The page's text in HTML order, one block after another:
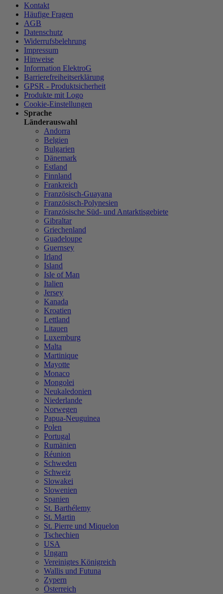
Kontakt
Häufige Fragen
AGB
Datenschutz
Widerrufsbelehrung
Impressum
Hinweise
Information ElektroG
Barrierefreiheitserklärung
GPSR - Produktsicherheit
Produkte mit Logo
Cookie-Einstellungen
Sprache
Länderauswahl
Andorra
Belgien
Bulgarien
Dänemark
Estland
Finnland
Frankreich
Französisch-Guayana
Französisch-Polynesien
Französische Süd- und Antarktisgebiete
Gibraltar
Griechenland
Guadeloupe
Guernsey
Irland
Island
Isle of Man
Italien
Jersey
Kanada
Kroatien
Lettland
Litauen
Luxemburg
Malta
Martinique
Mayotte
Monaco
Mongolei
Neukaledonien
Niederlande
Norwegen
Papua-Neuguinea
Polen
Portugal
Rumänien
Réunion
Schweden
Schweiz
Slowakei
Slowenien
Spanien
St. Barthélemy
St. Martin
St. Pierre und Miquelon
Tschechien
USA
Ungarn
Vereinigtes Königreich
Wallis und Futuna
Zypern
Österreich